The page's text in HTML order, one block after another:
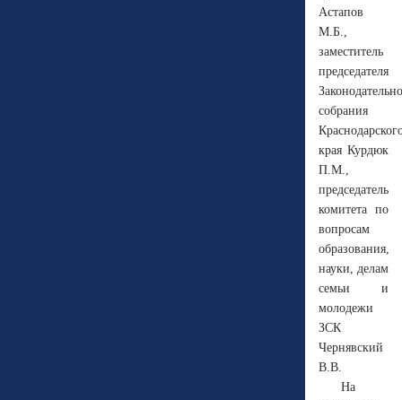
Астапов
М.Б.,
заместитель
председателя
собрания
края Курдюк
П.М.,
председатель
комитета по
вопросам
образования,
науки, делам
семьи и
молодежи
ЗСК
Чернявский
В.В.
На